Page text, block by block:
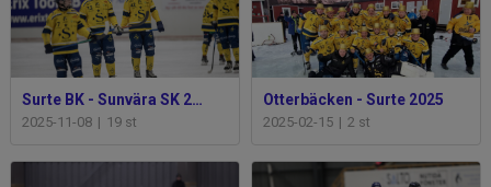
Surte BK - Sunvära SK 2025-26
2025-11-08 | 19 st
Otterbäcken - Surte 2025
2025-02-15 | 2 st